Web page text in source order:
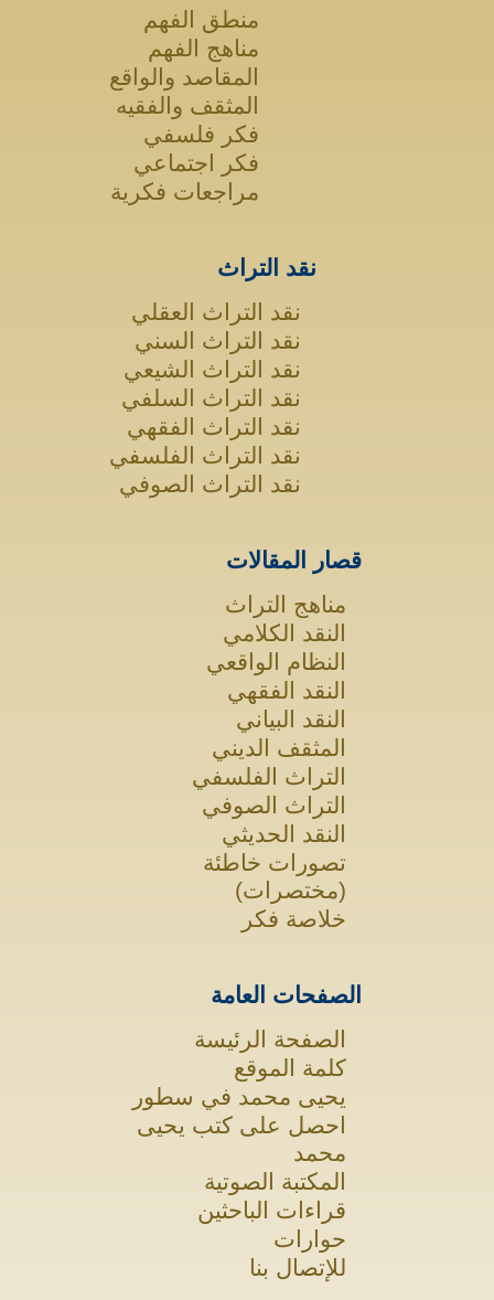
منطق الفهم
مناهج الفهم
المقاصد والواقع
المثقف والفقيه
فكر فلسفي
فكر اجتماعي
مراجعات فكرية
نقد التراث
نقد التراث العقلي
نقد التراث السني
نقد التراث الشيعي
نقد التراث السلفي
نقد التراث الفقهي
نقد التراث الفلسفي
نقد التراث الصوفي
قصار المقالات
مناهج التراث
النقد الكلامي
النظام الواقعي
النقد الفقهي
النقد البياني
المثقف الديني
التراث الفلسفي
التراث الصوفي
النقد الحديثي
تصورات خاطئة
(مختصرات)
خلاصة فكر
الصفحات العامة
الصفحة الرئيسة
كلمة الموقع
يحيى محمد في سطور
احصل على كتب يحيى
محمد
المكتبة الصوتية
قراءات الباحثين
حوارات
للإتصال بنا